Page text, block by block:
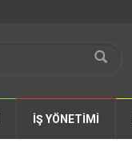
İŞ YÖNETİMİ